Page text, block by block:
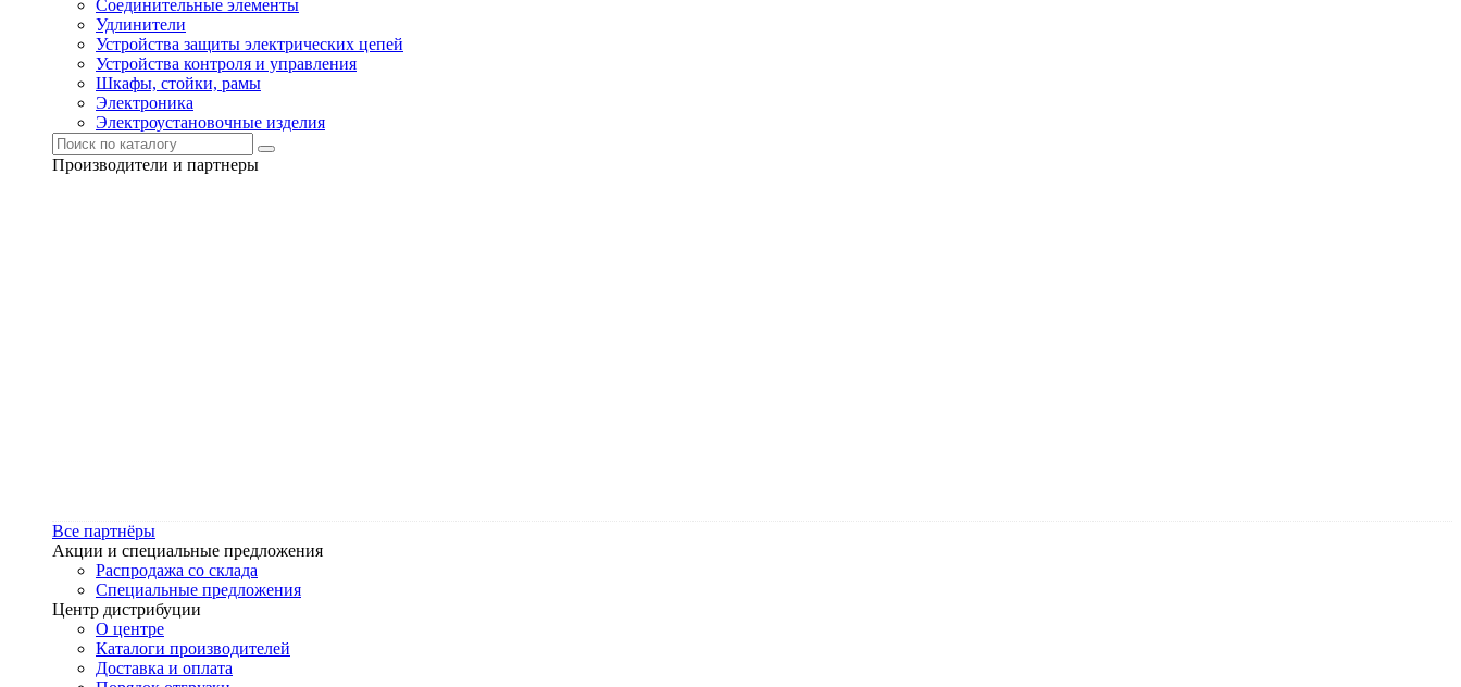
Соединительные элементы
Удлинители
Устройства защиты электрических цепей
Устройства контроля и управления
Шкафы, стойки, рамы
Электроника
Электроустановочные изделия
Производители и партнеры
Все партнёры
Акции и специальные предложения
Распродажа со склада
Специальные предложения
Центр дистрибуции
О центре
Каталоги производителей
Доставка и оплата